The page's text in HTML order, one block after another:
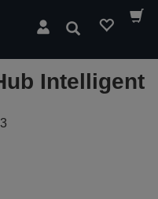
Pesquisar
Intelligent